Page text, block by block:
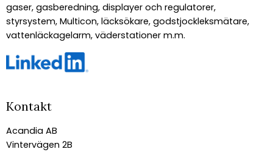
gaser, gasberedning, displayer och regulatorer,
styrsystem, Multicon, läcksökare, godstjockleksmätare,
vattenläckagelarm, väderstationer m.m.
Kontakt
Acandia AB
Vintervägen 2B